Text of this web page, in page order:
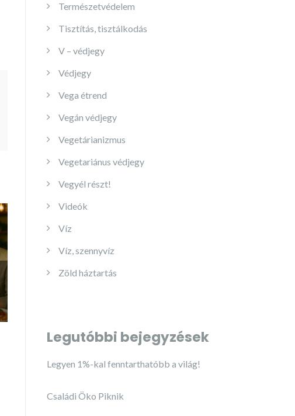
Természetvédelem
Tisztítás, tisztálkodás
V – védjegy
Védjegy
Vega étrend
Vegán védjegy
Vegetárianizmus
Vegetariánus védjegy
Vegyél részt!
Videók
Víz
Víz, szennyvíz
Zöld háztartás
Legutóbbi bejegyzések
Legyen 1%-kal fenntarthatóbb a világ!
Családi Öko Piknik